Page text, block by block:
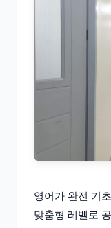
영어가 완전 기
맞춤형 레벨로